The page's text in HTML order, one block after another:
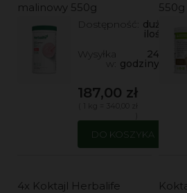
malinowy 550g
Dostępność: duża
ilość
Wysyłka
w:
24
godziny
187,00 zł
DO KOSZYKA
550g
4x Koktajl Herbalife